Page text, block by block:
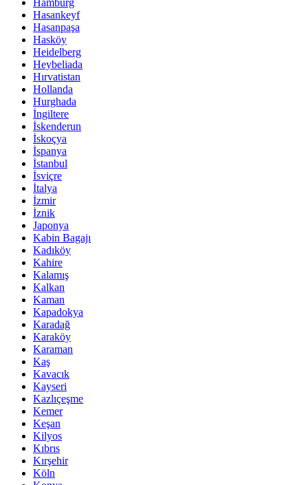
Hamburg
Hasankeyf
Hasanpaşa
Hasköy
Heidelberg
Heybeliada
Hırvatistan
Hollanda
Hurghada
İngiltere
İskenderun
İskoçya
İspanya
İstanbul
İsviçre
İtalya
İzmir
İznik
Japonya
Kabin Bagajı
Kadıköy
Kahire
Kalamış
Kalkan
Kaman
Kapadokya
Karadağ
Karaköy
Karaman
Kaş
Kavacık
Kayseri
Kazlıçeşme
Kemer
Keşan
Kilyos
Kıbrıs
Kırşehir
Köln